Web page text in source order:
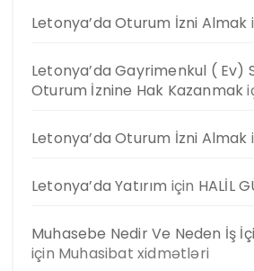
Letonya’da Oturum İzni Almak
Letonya’da Gayrimenkul ( Ev)
Oturum İznine Hak Kazanmak
Letonya’da Oturum İzni Almak
Letonya’da Yatırım için HALİL
Muhasebe Nedir Ve Neden İş
için Muhasibat xidmətləri